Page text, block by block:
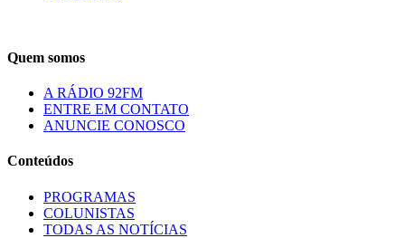
Quem somos
A RÁDIO 92FM
ENTRE EM CONTATO
ANUNCIE CONOSCO
Conteúdos
PROGRAMAS
COLUNISTAS
TODAS AS NOTÍCIAS